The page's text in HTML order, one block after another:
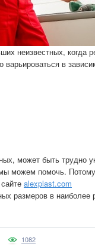
неизвестных, когда
в
может быть трудно
можем помочь.
alexplast.com
размеров в наиболее
1082